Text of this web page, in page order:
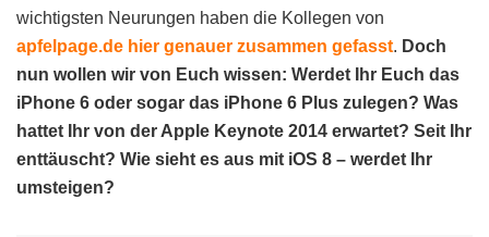
wichtigsten Neurungen haben die Kollegen von
apfelpage.de hier genauer zusammen gefasst. Doch
nun wollen wir von Euch wissen: Werdet Ihr Euch das
iPhone 6 oder sogar das iPhone 6 Plus zulegen? Was
hattet Ihr von der Apple Keynote 2014 erwartet? Seit Ihr
enttäuscht? Wie sieht es aus mit iOS 8 – werdet Ihr
umsteigen?